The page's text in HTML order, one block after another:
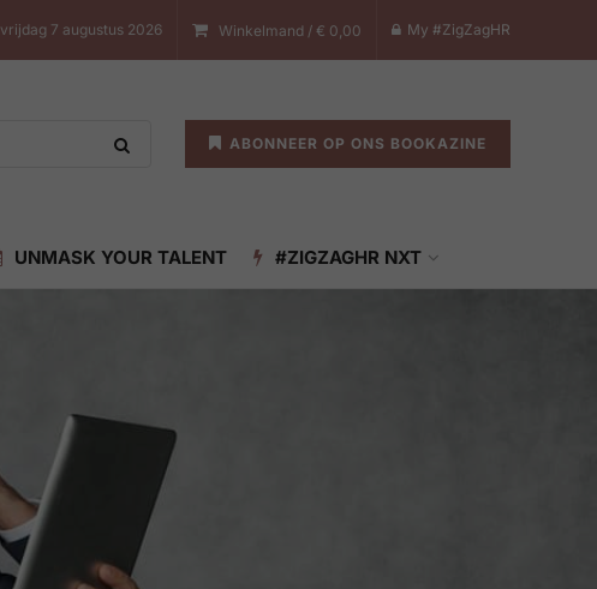
vrijdag 7 augustus 2026 Winkelmand / € 0,00 My #ZigZagHR
ABONNEER OP ONS BOOKAZINE
UNMASK YOUR TALENT #ZIGZAGHR NXT